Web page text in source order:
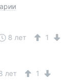
8 лет 1
лет 1